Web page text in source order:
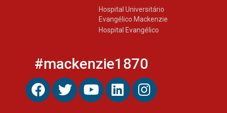
Hospital Universitário
Evangélico Mackenzie
Hospital Evangélico
#mackenzie1870